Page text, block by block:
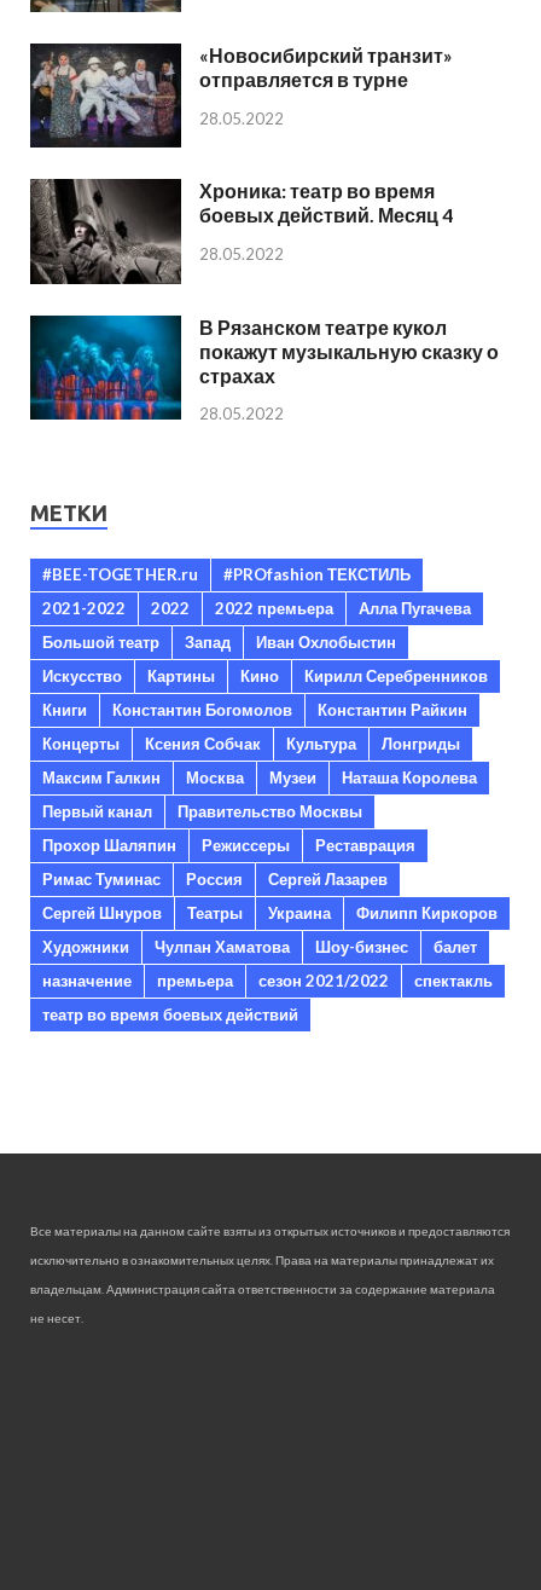
«Новосибирский транзит»
отправляется в турне
28.05.2022
Хроника: театр во время
боевых действий. Месяц 4
28.05.2022
В Рязанском театре кукол
покажут музыкальную сказку о
страхах
28.05.2022
МЕТКИ
#BEE-TOGETHER.ru
#PROfashion ТЕКСТИЛЬ
2021-2022
2022 2022 премьера
Алла Пугачева
Большой театр
Запад
Иван Охлобыстин
Искусство
Картины Кино
Кирилл Серебренников
Книги
Константин Богомолов
Константин Райкин
Концерты
Ксения Собчак Культура
Лонгриды
Максим Галкин
Москва Музеи
Наташа Королева
Первый канал
Правительство Москвы
Прохор Шаляпин
Режиссеры
Реставрация
Римас Туминас
Россия
Сергей Лазарев
Сергей Шнуров
Театры Украина
Филипп Киркоров
Художники
Чулпан Хаматова Шоу-бизнес
балет
назначение
премьера сезон 2021/2022
спектакль
театр во время боевых действий
Все материалы на данном сайте взяты из открытых источников и предоставляются
исключительно в ознакомительных целях. Права на материалы принадлежат их
владельцам. Администрация сайта ответственности за содержание материала
не несет.